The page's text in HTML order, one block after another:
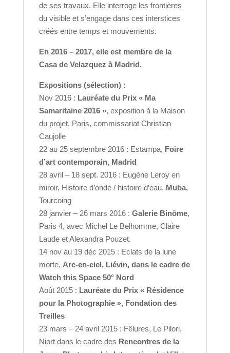
de ses travaux. Elle interroge les frontières
du visible et s’engage dans ces interstices
créés entre temps et mouvements.
En 2016 – 2017, elle est membre de la
Casa de Velazquez à Madrid.
Expositions (sélection) :
Nov 2016 : Lauréate du Prix « Ma
Samaritaine 2016 », exposition à la Maison
du projet, Paris, commissariat Christian
Caujolle
22 au 25 septembre 2016 : Estampa, Foire
d’art contemporain, Madrid
28 avril – 18 sept. 2016 : Eugène Leroy en
miroir, Histoire d’onde / histoire d’eau, Muba,
Tourcoing
28 janvier – 26 mars 2016 : Galerie Binôme,
Paris 4, avec Michel Le Belhomme, Claire
Laude et Alexandra Pouzet.
14 nov au 19 déc 2015 : Eclats de la lune
morte, Arc-en-ciel, Liévin, dans le cadre de
Watch this Space 50° Nord
Août 2015 : Lauréate du Prix « Résidence
pour la Photographie », Fondation des
Treilles
23 mars – 24 avril 2015 : Fêlures, Le Pilori,
Niort dans le cadre des Rencontres de la